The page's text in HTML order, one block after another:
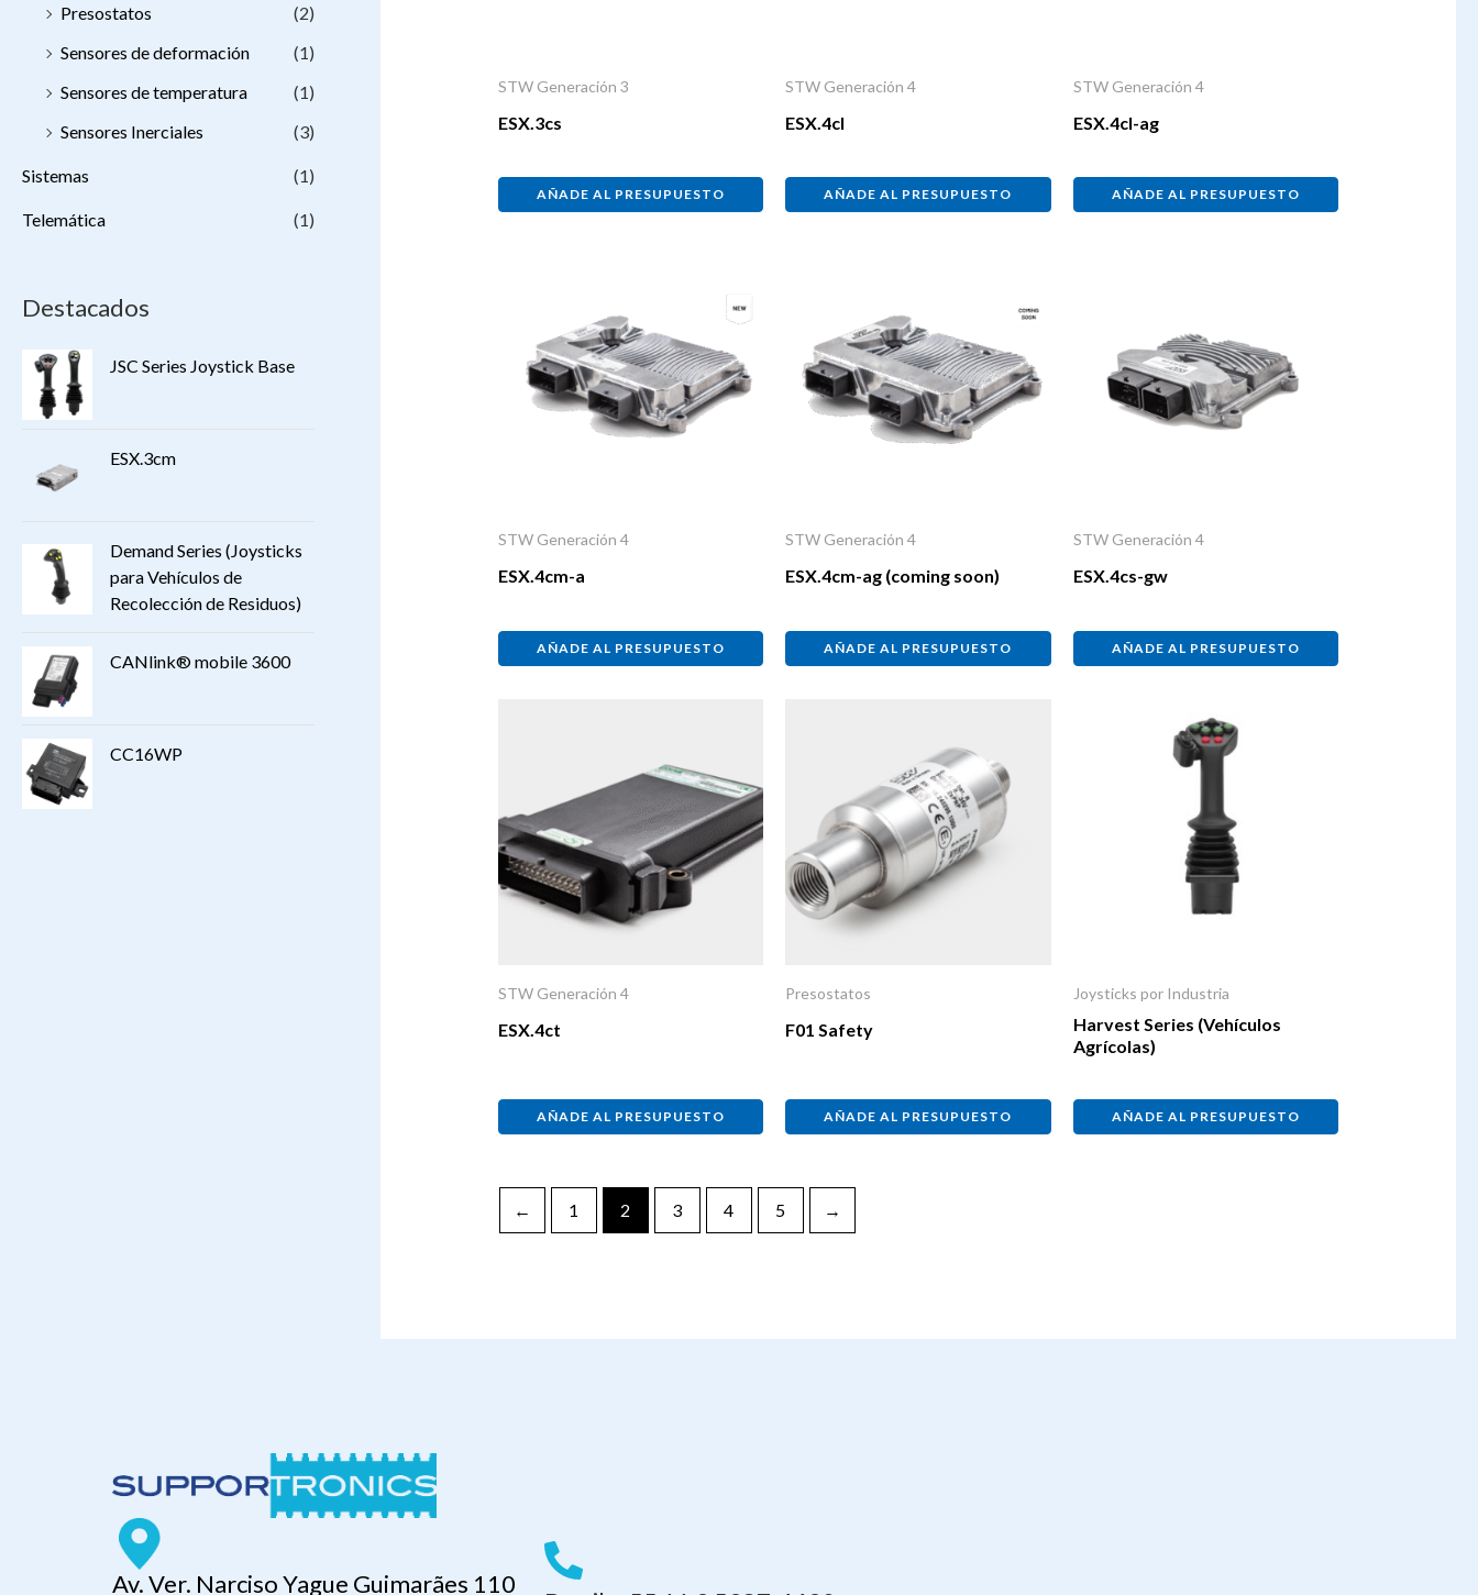
Presostatos
(2)
Sensores de deformación
(1)
Sensores de temperatura
(1)
Sensores Inerciales
(3)
Sistemas (1)
Telemática (1)
Destacados
JSC Series Joystick Base
ESX.3cm
Demand Series (Joysticks
para Vehículos de
Recolección de Residuos)
CANlink® mobile 3600
CC16WP
STW Generación 3
ESX.3cs
AÑADE AL PRESUPUESTO
STW Generación 4
ESX.4cl
AÑADE AL PRESUPUESTO
STW Generación 4
ESX.4cl-ag
AÑADE AL PRESUPUESTO
STW Generación 4
ESX.4cm-a
AÑADE AL PRESUPUESTO
STW Generación 4
ESX.4cm-ag (coming soon)
AÑADE AL PRESUPUESTO
STW Generación 4
ESX.4cs-gw
AÑADE AL PRESUPUESTO
STW Generación 4
ESX.4ct
AÑADE AL PRESUPUESTO
Presostatos
F01 Safety
AÑADE AL PRESUPUESTO
Joysticks por Industria
Harvest Series (Vehículos
Agrícolas)
AÑADE AL PRESUPUESTO
← 1 2 3 4 5 →
Av. Ver. Narciso Yague Guimarães 110